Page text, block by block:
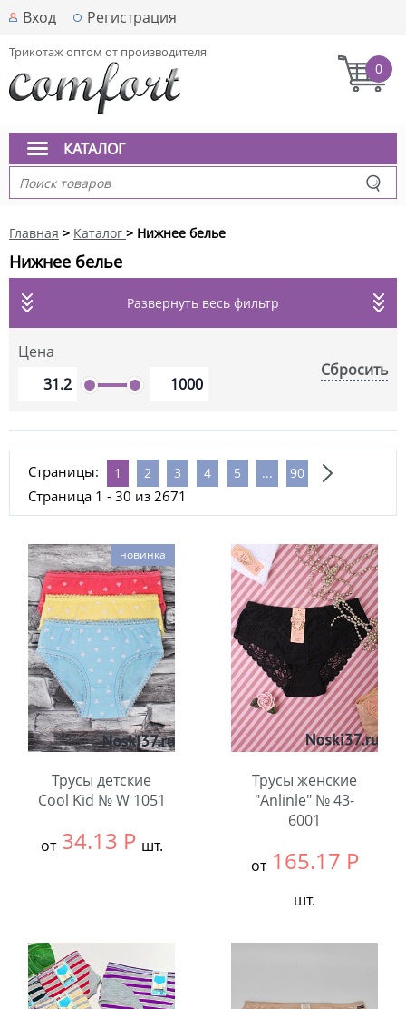
Вход Регистрация
Трикотаж оптом от производителя
0
КАТАЛОГ
Главная > Каталог > Нижнее белье
Нижнее белье
Развернуть весь фильтр
Цена
Сбросить
Страницы: 1 2 3 4 5 ... 90
Страница 1 - 30 из 2671
новинка
Трусы детские
Cool Kid № W 1051
от 34.13 Р шт.
Количество:
Трусы женские
"Anlinle" № 43-
6001
от 165.17 Р
шт.